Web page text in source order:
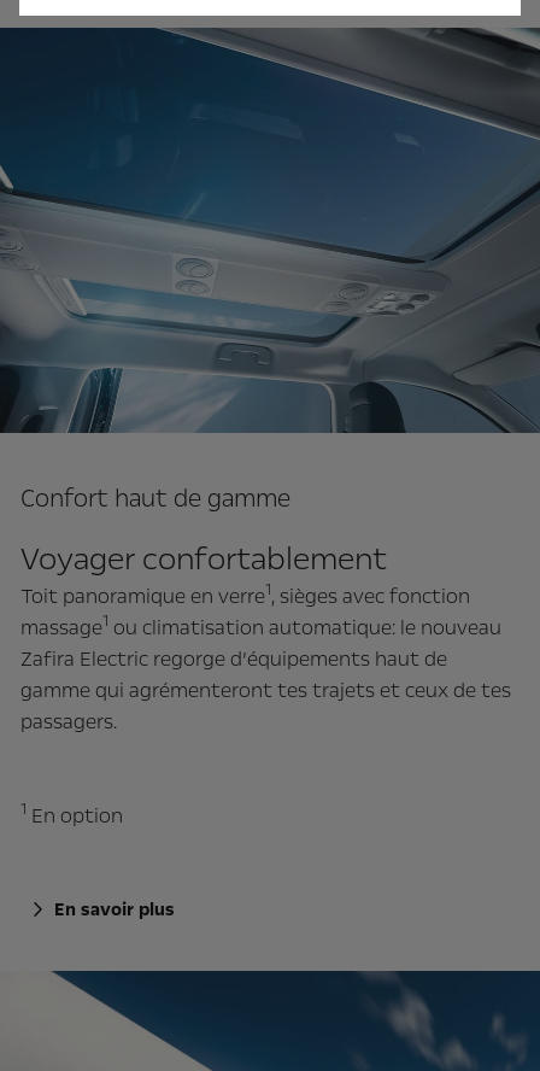
Confort haut de gamme
Voyager confortablement
Toit panoramique en verre1, sièges avec fonction
massage1 ou climatisation automatique: le nouveau
Zafira Electric regorge d’équipements haut de
gamme qui agrémenteront tes trajets et ceux de tes
passagers.
1 En option
En savoir plus